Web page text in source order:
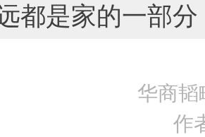
都是家的一部
华商
作